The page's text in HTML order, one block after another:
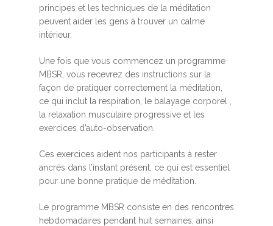
principes et les techniques de la méditation
peuvent aider les gens à trouver un calme
intérieur.
Une fois que vous commencez un programme
MBSR, vous recevrez des instructions sur la
façon de pratiquer correctement la méditation,
ce qui inclut la respiration, le balayage corporel ,
la relaxation musculaire progressive et les
exercices d’auto-observation.
Ces exercices aident nos participants à rester
ancrés dans l’instant présent, ce qui est essentiel
pour une bonne pratique de méditation.
Le programme MBSR consiste en des rencontres
hebdomadaires pendant huit semaines, ainsi